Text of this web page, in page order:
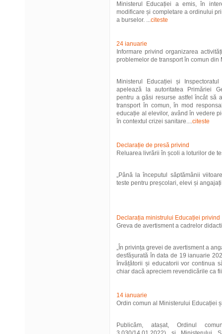
Ministerul Educației a emis, în
modificare și completare a ordinului
a burselor. ...citeste
24 ianuarie
Informare privind organizarea
problemelor de transport în comun din
Ministerul Educației și
apelează la autoritatea Primăriei
pentru a găsi resurse astfel încât să
transport în comun, în mod
educație al elevilor, având în vedere
în contextul crizei sanitare....citeste
Declarație de presă privind
Reluarea livrării în școli a loturilor de
„Până la începutul săptămânii
teste pentru preșcolari, elevi și
Declarația ministrului Educației privind
Greva de avertisment a cadrelor
„În privința grevei de avertisment a
desfășurată în data de 19 ianuarie
învățătorii și educatorii vor continua
chiar dacă apreciem revendicările ca
14 ianuarie
Ordin comun al Ministerului Educației
Publicăm, atașat, Ordinul